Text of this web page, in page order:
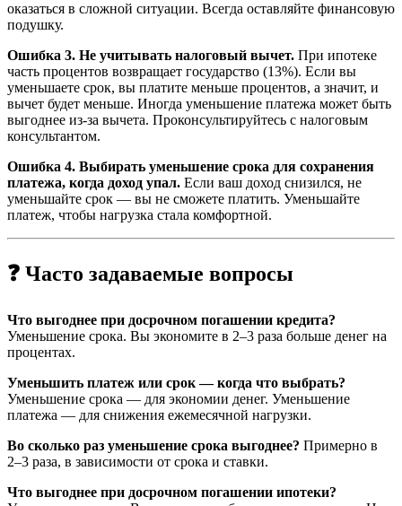
оказаться в сложной ситуации. Всегда оставляйте финансовую
подушку.
Ошибка 3. Не учитывать налоговый вычет. При ипотеке
часть процентов возвращает государство (13%). Если вы
уменьшаете срок, вы платите меньше процентов, а значит, и
вычет будет меньше. Иногда уменьшение платежа может быть
выгоднее из-за вычета. Проконсультируйтесь с налоговым
консультантом.
Ошибка 4. Выбирать уменьшение срока для сохранения
платежа, когда доход упал. Если ваш доход снизился, не
уменьшайте срок — вы не сможете платить. Уменьшайте
платеж, чтобы нагрузка стала комфортной.
❓ Часто задаваемые вопросы
Что выгоднее при досрочном погашении кредита?
Уменьшение срока. Вы экономите в 2–3 раза больше денег на
процентах.
Уменьшить платеж или срок — когда что выбрать?
Уменьшение срока — для экономии денег. Уменьшение
платежа — для снижения ежемесячной нагрузки.
Во сколько раз уменьшение срока выгоднее? Примерно в
2–3 раза, в зависимости от срока и ставки.
Что выгоднее при досрочном погашении ипотеки?